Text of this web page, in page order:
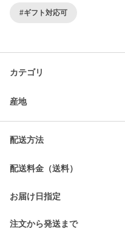
#ギフト対応可
カテゴリ
産地
配送方法
配送料金（送料）
お届け日指定
注文から発送まで